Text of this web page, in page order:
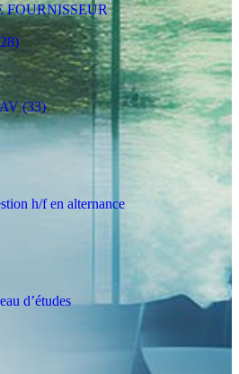
FOURNISSEUR
(33)
h/f en alternance
d’études